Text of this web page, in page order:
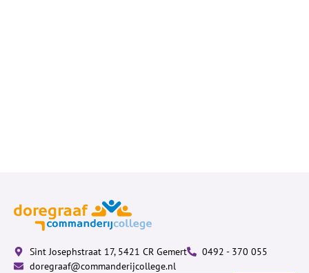
Sint Josephstraat 17, 5421 CR Gemert
0492 - 370 055
doregraaf@commanderijcollege.nl